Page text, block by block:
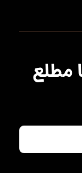
مطلع